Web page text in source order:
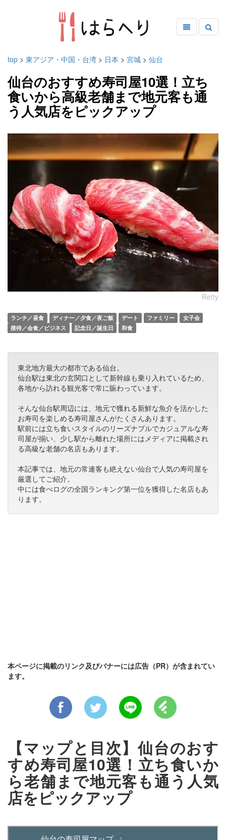
top > 東アジア・中国・台湾 > 日本 > 宮城 > 仙台
仙台のおすすめ寿司屋10選！立ち
食いから高級老舗まで地元客も通
う人気店をピックアップ
Retty
ランチ／昼食 ディナー／夕食／夜ご飯 デート ファミリー
女子会
接待／会食／ビジネス
記念日／誕生日 和食
東北地方最大の都市である仙台。
仙台駅は東北の玄関口として新幹線も乗り入れているため、
各地から訪れる観光客で常に賑わっています。
そんな仙台駅周辺には、地元で獲れる新鮮な魚介を活かした
お寿司を楽しめる寿司屋さんがたくさんあります。
駅前には立ち食いスタイルのリーズナブルでカジュアルな寿
司屋が揃い、少し駅から離れた場所にはメディアに掲載され
る高級な老舗の名店もあります。
本記事では、地元の常連客も絶えない仙台で人気の寿司屋を
厳選してご紹介。
中には食べログの全国ランキング第一位を獲得した名店もあ
ります。
本ページに掲載のリンク及びバナーには広告（PR）が含まれてい
ます。
【マップと目次】仙台のおす
すめ寿司屋10選！立ち食いか
ら老舗まで地元客も通う人気
店をピックアップ